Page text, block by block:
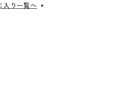
入り一覧へ